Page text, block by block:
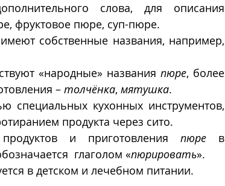
слова, для описания
фруктовое пюре, суп-пюре.
«народные» названия пюре, более
– толчëнка, мятушка.
специальных кухонных инструментов,
продукта через сито.
и приготовления пюре в
глаголом «пюрировать».
в детском и лечебном питании.